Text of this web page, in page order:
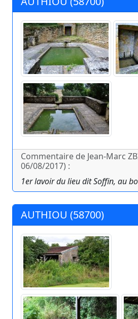
Commentaire de Jean-Marc
06/08/2017) :
1er lavoir du lieu dit Soffin, au
AUTHIOU (58700)